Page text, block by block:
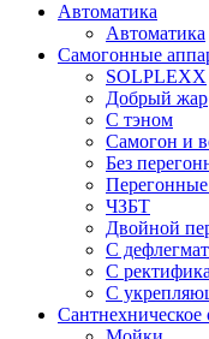
Автоматика
Автоматика
Самогонные
SOLPLEXX
Добрый жар
С тэном
Самогон и
Без
ЧЗБТ
Двойной
С
С
С
Сантнехническое